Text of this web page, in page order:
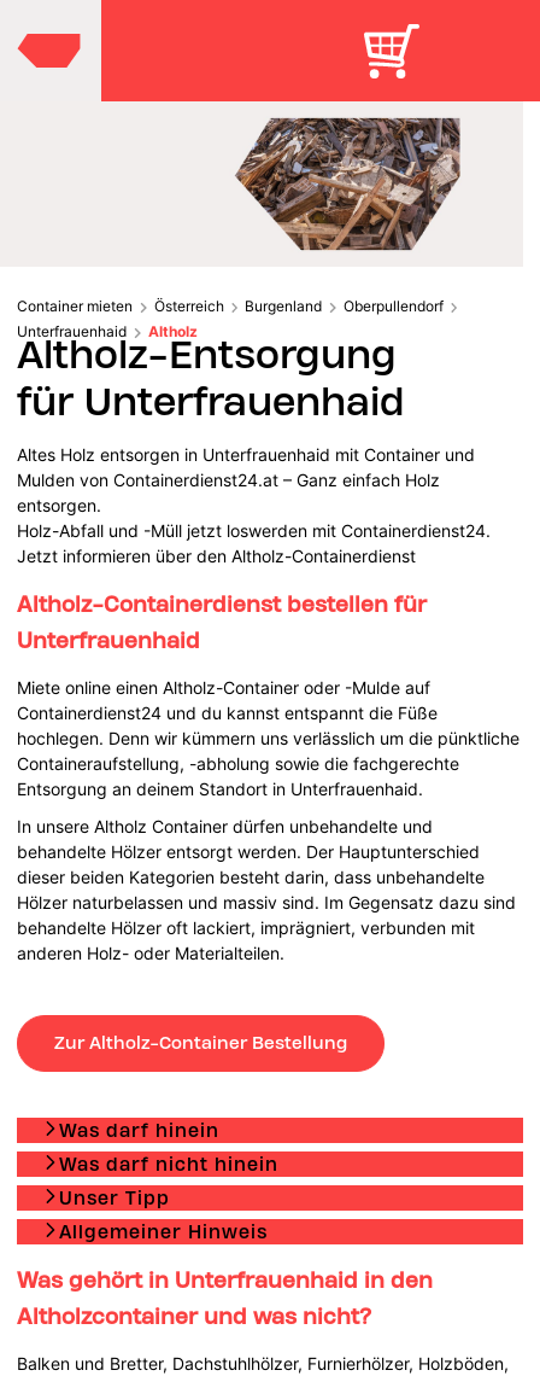
Container mieten Österreich Burgenland
Oberpullendorf
Unterfrauenhaid
Altholz
Altholz-Entsorgung
für Unterfrauenhaid
Altes Holz entsorgen in Unterfrauenhaid mit Container und
Mulden von Containerdienst24.at – Ganz einfach Holz
entsorgen.
Holz-Abfall und -Müll jetzt loswerden mit Containerdienst24.
Jetzt informieren über den Altholz-Containerdienst
Altholz-Containerdienst bestellen für
Unterfrauenhaid
Miete online einen Altholz-Container oder -Mulde auf
Containerdienst24 und du kannst entspannt die Füße
hochlegen. Denn wir kümmern uns verlässlich um die pünktliche
Containeraufstellung, -abholung sowie die fachgerechte
Entsorgung an deinem Standort in Unterfrauenhaid.
In unsere Altholz Container dürfen unbehandelte und
behandelte Hölzer entsorgt werden. Der Hauptunterschied
dieser beiden Kategorien besteht darin, dass unbehandelte
Hölzer naturbelassen und massiv sind. Im Gegensatz dazu sind
behandelte Hölzer oft lackiert, imprägniert, verbunden mit
anderen Holz- oder Materialteilen.
Zur Altholz-Container Bestellung
Was darf hinein
Was darf nicht hinein
Unser Tipp
Allgemeiner Hinweis
Was gehört in Unterfrauenhaid in den
Altholzcontainer und was nicht?
Balken und Bretter, Dachstuhlhölzer, Furnierhölzer, Holzböden,